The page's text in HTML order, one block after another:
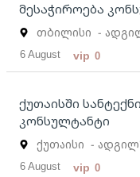
მესაჭიროება
თბილისი -
6 August vip 0
ქუთაისში
კონსულტანტი
ქუთაისი -
6 August vip 0